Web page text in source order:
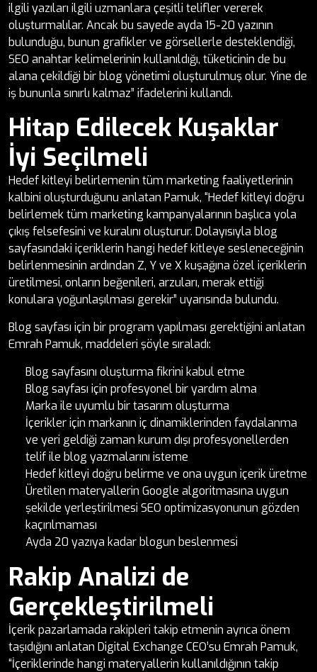
ilgili yazıları ilgili uzmanlara çeşitli telifler vererek
oluşturmalılar. Ancak bu sayede ayda 15-20 yazının
bulunduğu, bunun grafikler ve görsellerle desteklendiği,
SEO anahtar kelimelerinin kullanıldığı, tüketicinin de bu
alana çekildiği bir blog yönetimi oluşturulmuş olur. Yine de
iş bununla sınırlı kalmaz” ifadelerini kullandı.
Hitap Edilecek Kuşaklar
İyi Seçilmeli
Hedef kitleyi belirlemenin tüm marketing faaliyetlerinin
kalbini oluşturduğunu anlatan Pamuk, “Hedef kitleyi doğru
belirlemek tüm marketing kampanyalarının başlıca yola
çıkış felsefesini ve kuralını oluşturur. Dolayısıyla blog
sayfasındaki içeriklerin hangi hedef kitleye sesleneceğinin
belirlenmesinin ardından Z, Y ve X kuşağına özel içeriklerin
üretilmesi, onların beğenileri, arzuları, merak ettiği
konulara yoğunlaşılması gerekir” uyarısında bulundu.
Blog sayfası için bir program yapılması gerektiğini anlatan
Emrah Pamuk, maddeleri şöyle sıraladı:
Blog sayfasını oluşturma fikrini kabul etme
Blog sayfası için profesyonel bir yardım alma
Marka ile uyumlu bir tasarım oluşturma
İçerikler için markanın iç dinamiklerinden faydalanma
ve yeri geldiği zaman kurum dışı profesyonellerden
telif ile blog yazmalarını isteme
Hedef kitleyi doğru belirme ve ona uygun içerik üretme
Üretilen materyallerin Google algoritmasına uygun
şekilde yerleştirilmesi SEO optimizasyonunun gözden
kaçırılmaması
Ayda 20 yazıya kadar blogun beslenmesi
Rakip Analizi de
Gerçekleştirilmeli
İçerik pazarlamada rakipleri takip etmenin ayrıca önem
taşıdığını anlatan Digital Exchange CEO’su Emrah Pamuk,
“İçeriklerinde hangi materyallerin kullanıldığının takip